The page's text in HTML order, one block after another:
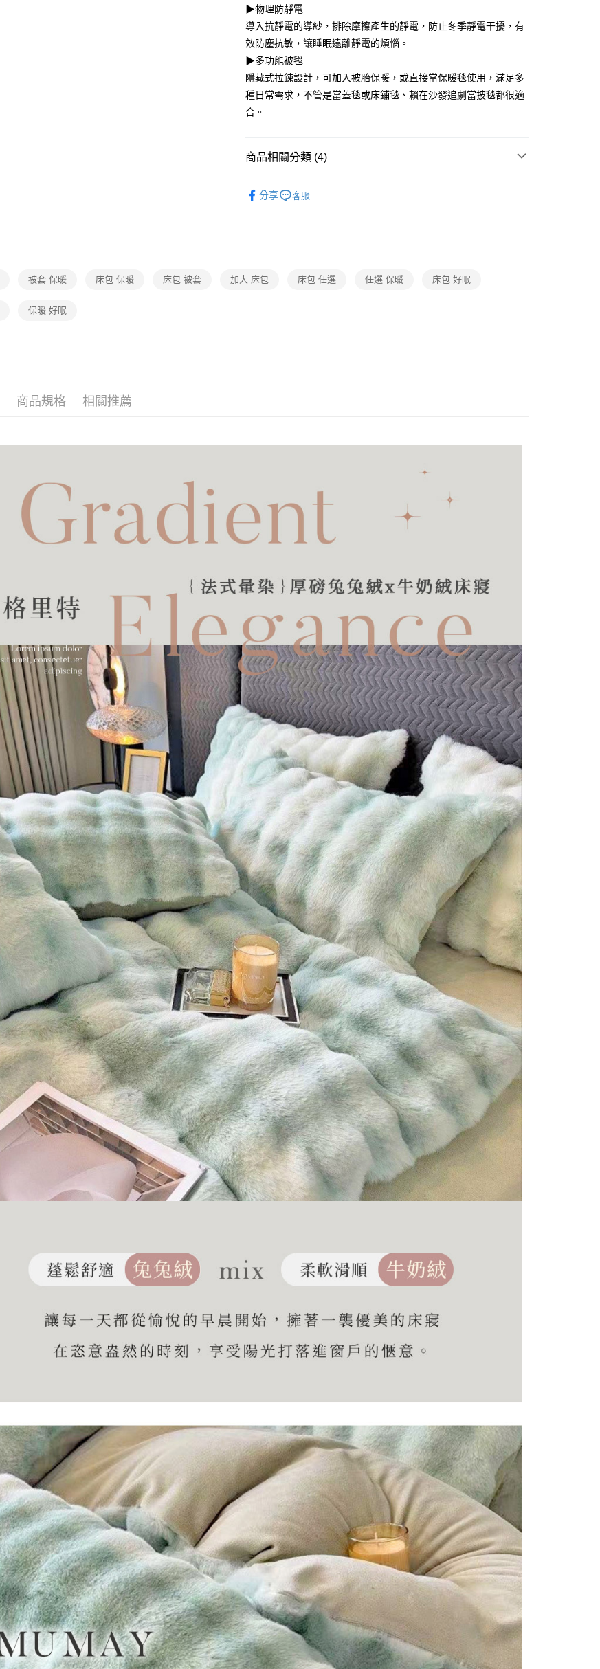
台灣樂天信用卡公司
運送方式
廠商自送宅配免運
免運費
▶物理防靜電
導入抗靜電的導紗，排除摩擦產生的靜電，防止冬季靜電干擾，有
效防塵抗敏，讓睡眠遠離靜電的煩惱。
▶多功能被毯
隱藏式拉鍊設計，可加入被胎保暖，或直接當保暖毯使用，滿足多
種日常需求，不管是當蓋毯或床鋪毯、賴在沙發追劇當披毯都很適
合。
商品相關分類 (4)
分享 客服
被套 保暖 床包 保暖 床包 被套 加大 床包 床包 任選 任選 保暖 床包 好眠
保暖 好眠
商品規格 相關推薦